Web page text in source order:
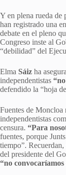
Y en plena rueda de
han registrado una
debate en el pleno
Congreso inste al
“debilidad” del
Elma Sáiz ha
independentistas
defendido la “hoja
Fuentes de Moncloa
independentistas
censura. “Para
fuentes, porque
tiempo”. Recuerdan,
del presidente del
“no convocaríamos